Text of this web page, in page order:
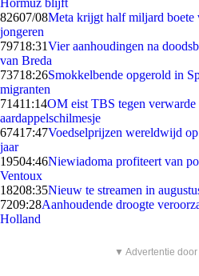
Hormuz blijft
82607/08Meta krijgt half miljard boete
jongeren
79718:31Vier aanhoudingen na
van Breda
73718:26Smokkelbende opgerold in
migranten
71411:14OM eist TBS tegen verwarde
aardappelschilmesje
67417:47Voedselprijzen wereldwijd
jaar
19504:46Niewiadoma profiteert van
Ventoux
18208:35Nieuw te streamen in
7209:28Aanhoudende droogte
Holland
▼ Advertentie